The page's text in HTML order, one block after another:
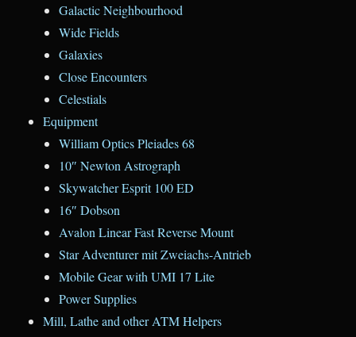
Galactic Neighbourhood
Wide Fields
Galaxies
Close Encounters
Celestials
Equipment
William Optics Pleiades 68
10″ Newton Astrograph
Skywatcher Esprit 100 ED
16″ Dobson
Avalon Linear Fast Reverse Mount
Star Adventurer mit Zweiachs-Antrieb
Mobile Gear with UMI 17 Lite
Power Supplies
Mill, Lathe and other ATM Helpers